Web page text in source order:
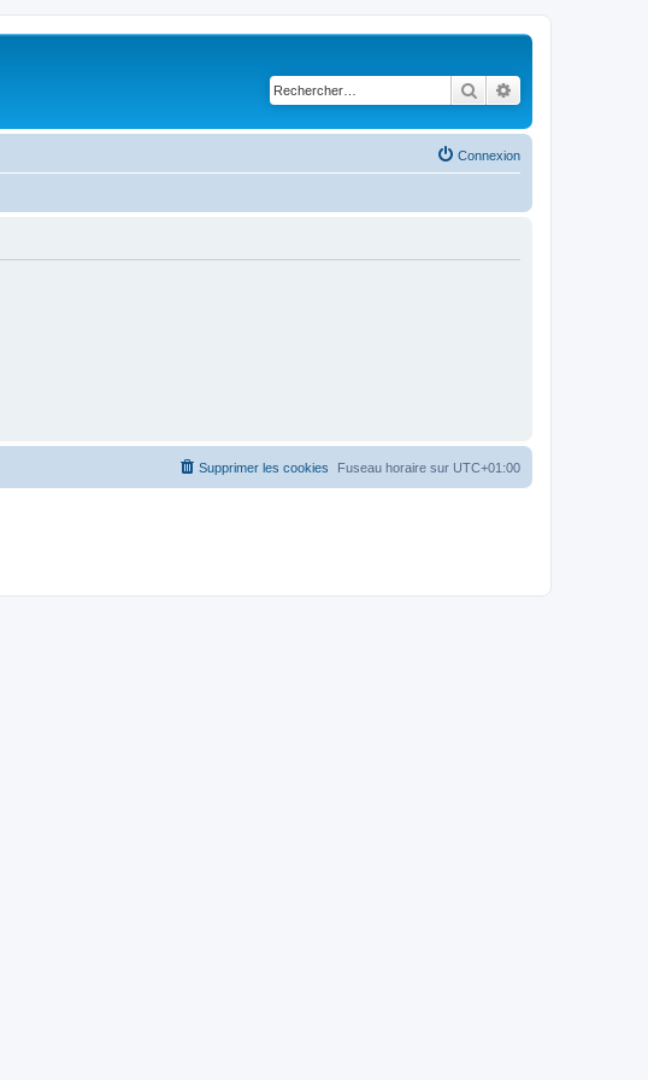
Rechercher
Connexion
Fuseau horaire sur UTC+01:00
Supprimer les cookies